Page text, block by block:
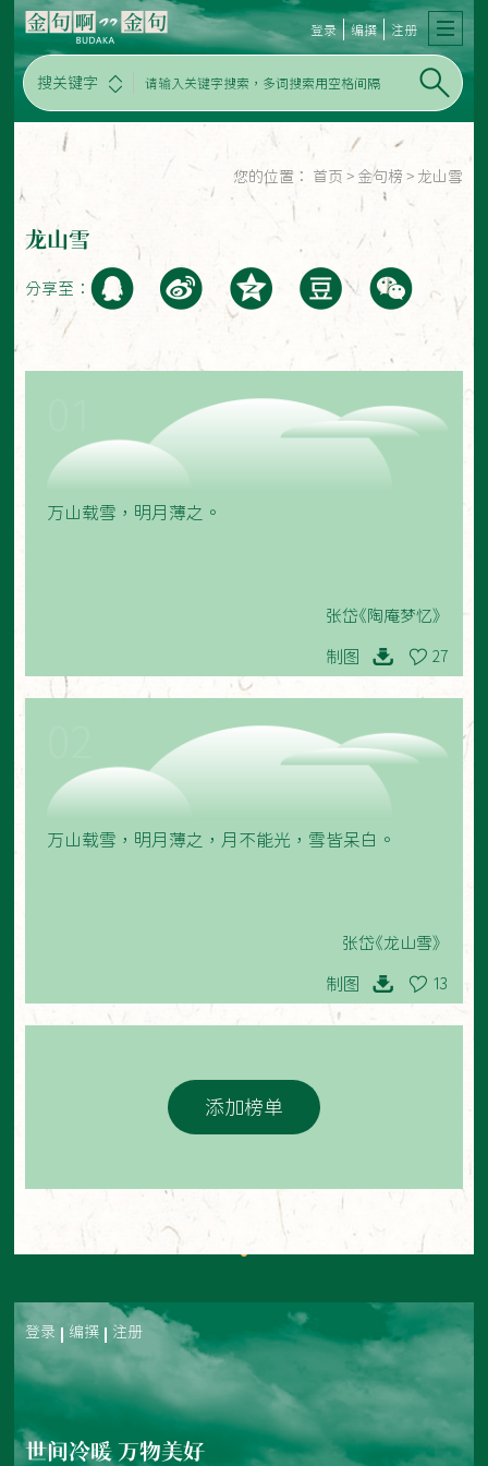
搜关键字
登录 编撰 注册
您的位置： 首页 > 金句榜 > 龙山雪
龙山雪
分享至：
万山载雪，明月薄之。
张岱《陶庵梦忆》
制图 27
万山载雪，明月薄之，月不能光，雪皆呆白。
张岱《龙山雪》
制图 13
添加榜单
登录 编撰 注册
世间冷暖 万物美好